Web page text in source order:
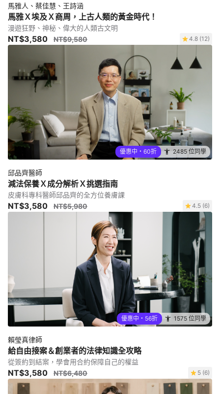
馬雅人、蔡佳慧、王詩涵
馬雅Ｘ埃及Ｘ商周，上古人類的黃金時代！
漫遊狂野、神秘、偉大的人類古文明
NT$3,580 NT$9,580 4.8 (12)
優惠中・60折 2485 位同學
邱品齊醫師
減法保養Ｘ成分解析Ｘ挑選指南
皮膚科專科醫師邱品齊的全方位養膚課
NT$3,580 NT$5,980 4.5 (6)
優惠中・56折 1575 位同學
賴瑩真律師
給自由接案＆創業者的法律知識全攻略
從簽約到結案，學會用合約保障自己的權益
NT$3,580 NT$6,480 5 (6)